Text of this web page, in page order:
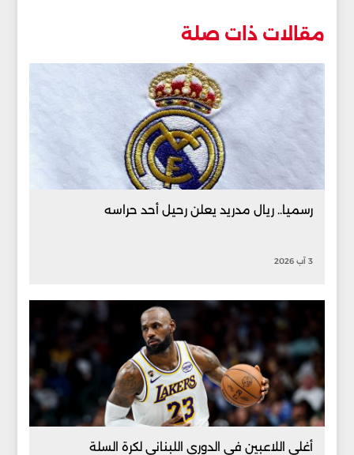
مقالات ذات صلة
رسميا.. ريال مدريد يعلن رحيل أحد حراسه
3 آب 2026
أغلى اللاعبين في الدوري اللبناني لكرة السلة